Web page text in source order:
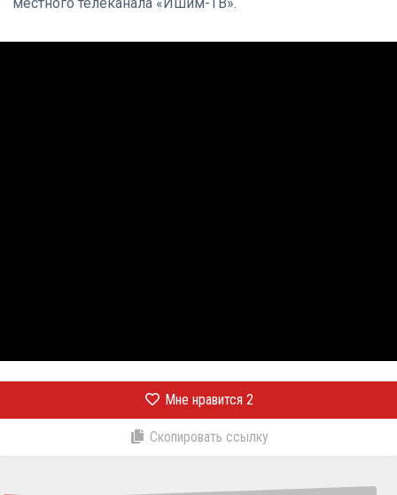
Мне нравится 2
Скопировать ссылку